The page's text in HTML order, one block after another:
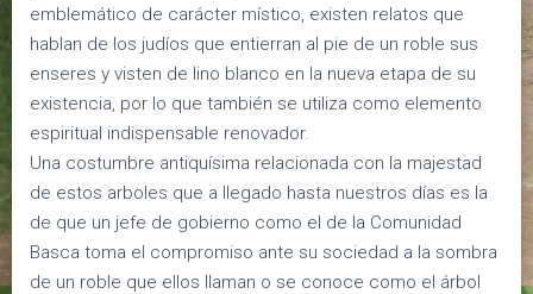
emblemático de carácter místico, existen relatos que
hablan de los judíos que entierran al pie de un roble sus
enseres y visten de lino blanco en la nueva etapa de su
existencia, por lo que también se utiliza como elemento
espiritual indispensable renovador.
Una costumbre antiquísima relacionada con la majestad
de estos arboles que a llegado hasta nuestros días es la
de que un jefe de gobierno como el de la Comunidad
Basca toma el compromiso ante su sociedad a la sombra
de un roble que ellos llaman o se conoce como el árbol